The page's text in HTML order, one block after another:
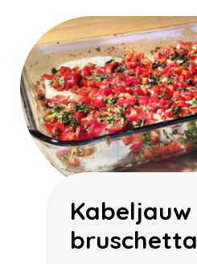
Kabeljauw
bruschetta